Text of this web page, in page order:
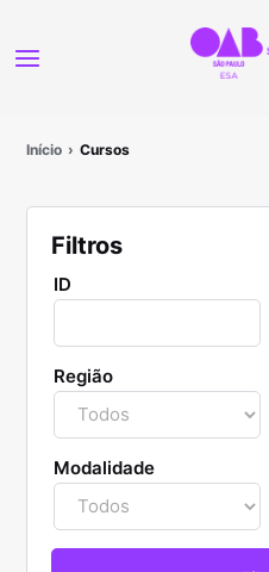
Início Cursos
Filtros
ID
Região
Modalidade